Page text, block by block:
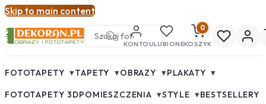
Skip to main content
KONTOULUBIONE
0
KOSZYK
FOTOTAPETY ▾TAPETY ▾OBRAZY ▾PLAKATY ▾
FOTOTAPETY 3DPOMIESZCZENIA ▾STYLE ▾BESTSELLERY